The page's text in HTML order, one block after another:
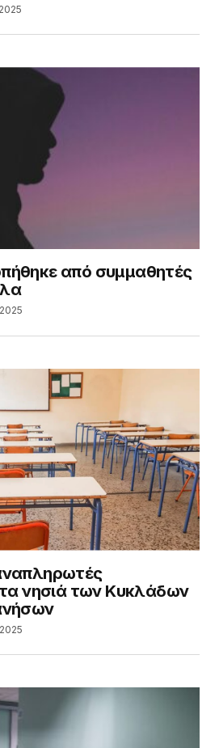
από συμμαθητές
νησιά των Κυκλάδων